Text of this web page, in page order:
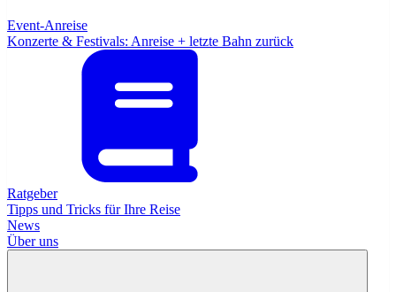
Event-Anreise
Konzerte & Festivals: Anreise + letzte Bahn zurück
Ratgeber
Tipps und Tricks für Ihre Reise
News
Über uns